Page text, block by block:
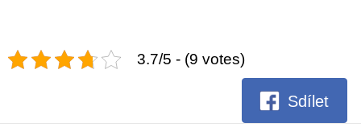
3.7/5 - (9 votes)
Sdílet